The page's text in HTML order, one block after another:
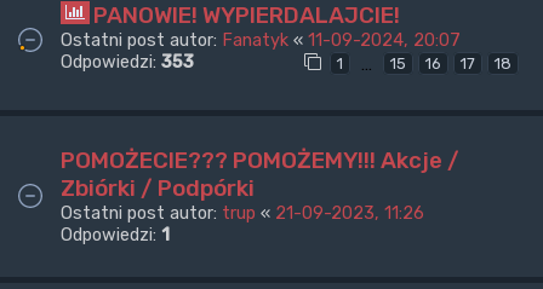
PANOWIE! WYPIERDALAJCIE!
Ostatni post autor: Fanatyk « 11-09-2024, 20:07
Odpowiedzi: 353 1 … 15 16 17 18
POMOŻECIE??? POMOŻEMY!!! Akcje /
Zbiórki / Podpórki
Ostatni post autor: trup « 21-09-2023, 11:26
Odpowiedzi: 1